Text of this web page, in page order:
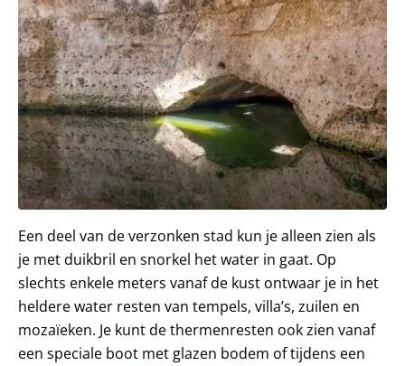
Een deel van de verzonken stad kun je alleen zien als
je met duikbril en snorkel het water in gaat. Op
slechts enkele meters vanaf de kust ontwaar je in het
heldere water resten van tempels, villa’s, zuilen en
mozaïeken. Je kunt de thermenresten ook zien vanaf
een speciale boot met glazen bodem of tijdens een